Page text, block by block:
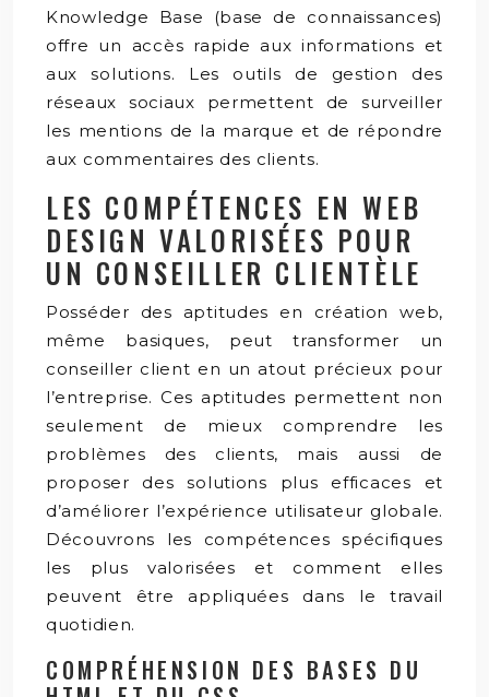
Knowledge Base (base de connaissances)
offre un accès rapide aux informations et
aux solutions. Les outils de gestion des
réseaux sociaux permettent de surveiller
les mentions de la marque et de répondre
aux commentaires des clients.
LES COMPÉTENCES EN WEB
DESIGN VALORISÉES POUR
UN CONSEILLER CLIENTÈLE
Posséder des aptitudes en création web,
même basiques, peut transformer un
conseiller client en un atout précieux pour
l’entreprise. Ces aptitudes permettent non
seulement de mieux comprendre les
problèmes des clients, mais aussi de
proposer des solutions plus efficaces et
d’améliorer l’expérience utilisateur globale.
Découvrons les compétences spécifiques
les plus valorisées et comment elles
peuvent être appliquées dans le travail
quotidien.
COMPRÉHENSION DES BASES DU